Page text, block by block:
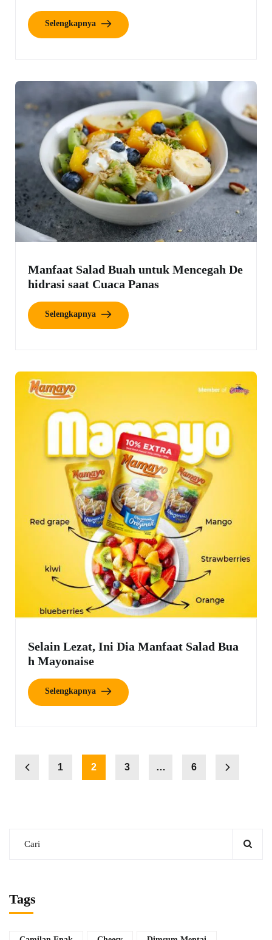
Selengkapnya
Manfaat Salad Buah untuk Mencegah De
hidrasi saat Cuaca Panas
Selengkapnya
Selain Lezat, Ini Dia Manfaat Salad Bua
h Mayonaise
Selengkapnya
1 2 3 … 6
Tags